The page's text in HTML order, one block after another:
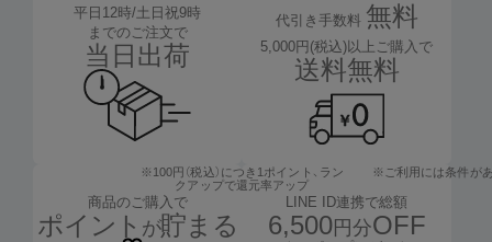
平日12時/土日祝9時
までのご注文で
当日出荷
代引き手数料 無料
5,000円(税込)以上ご購入で
送料無料
商品のご購入で
ポイント が貯まる
※100円（税込）につき1ポイント、 ラン
クアップで還元率アップ
LINE ID連携で総額
6,500円分OFF
※ご利用には条件が